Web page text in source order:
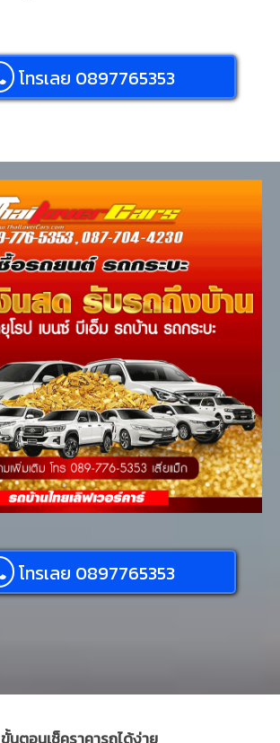
โทรเลย 0897765353
โทรเลย 0897765353
ขั้นตอนเช็คราคารถได้ง่าย